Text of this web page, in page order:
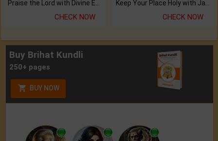
CHECK NOW CHECK NOW
Buy Brihat Kundli
250+ pages
BUY NOW